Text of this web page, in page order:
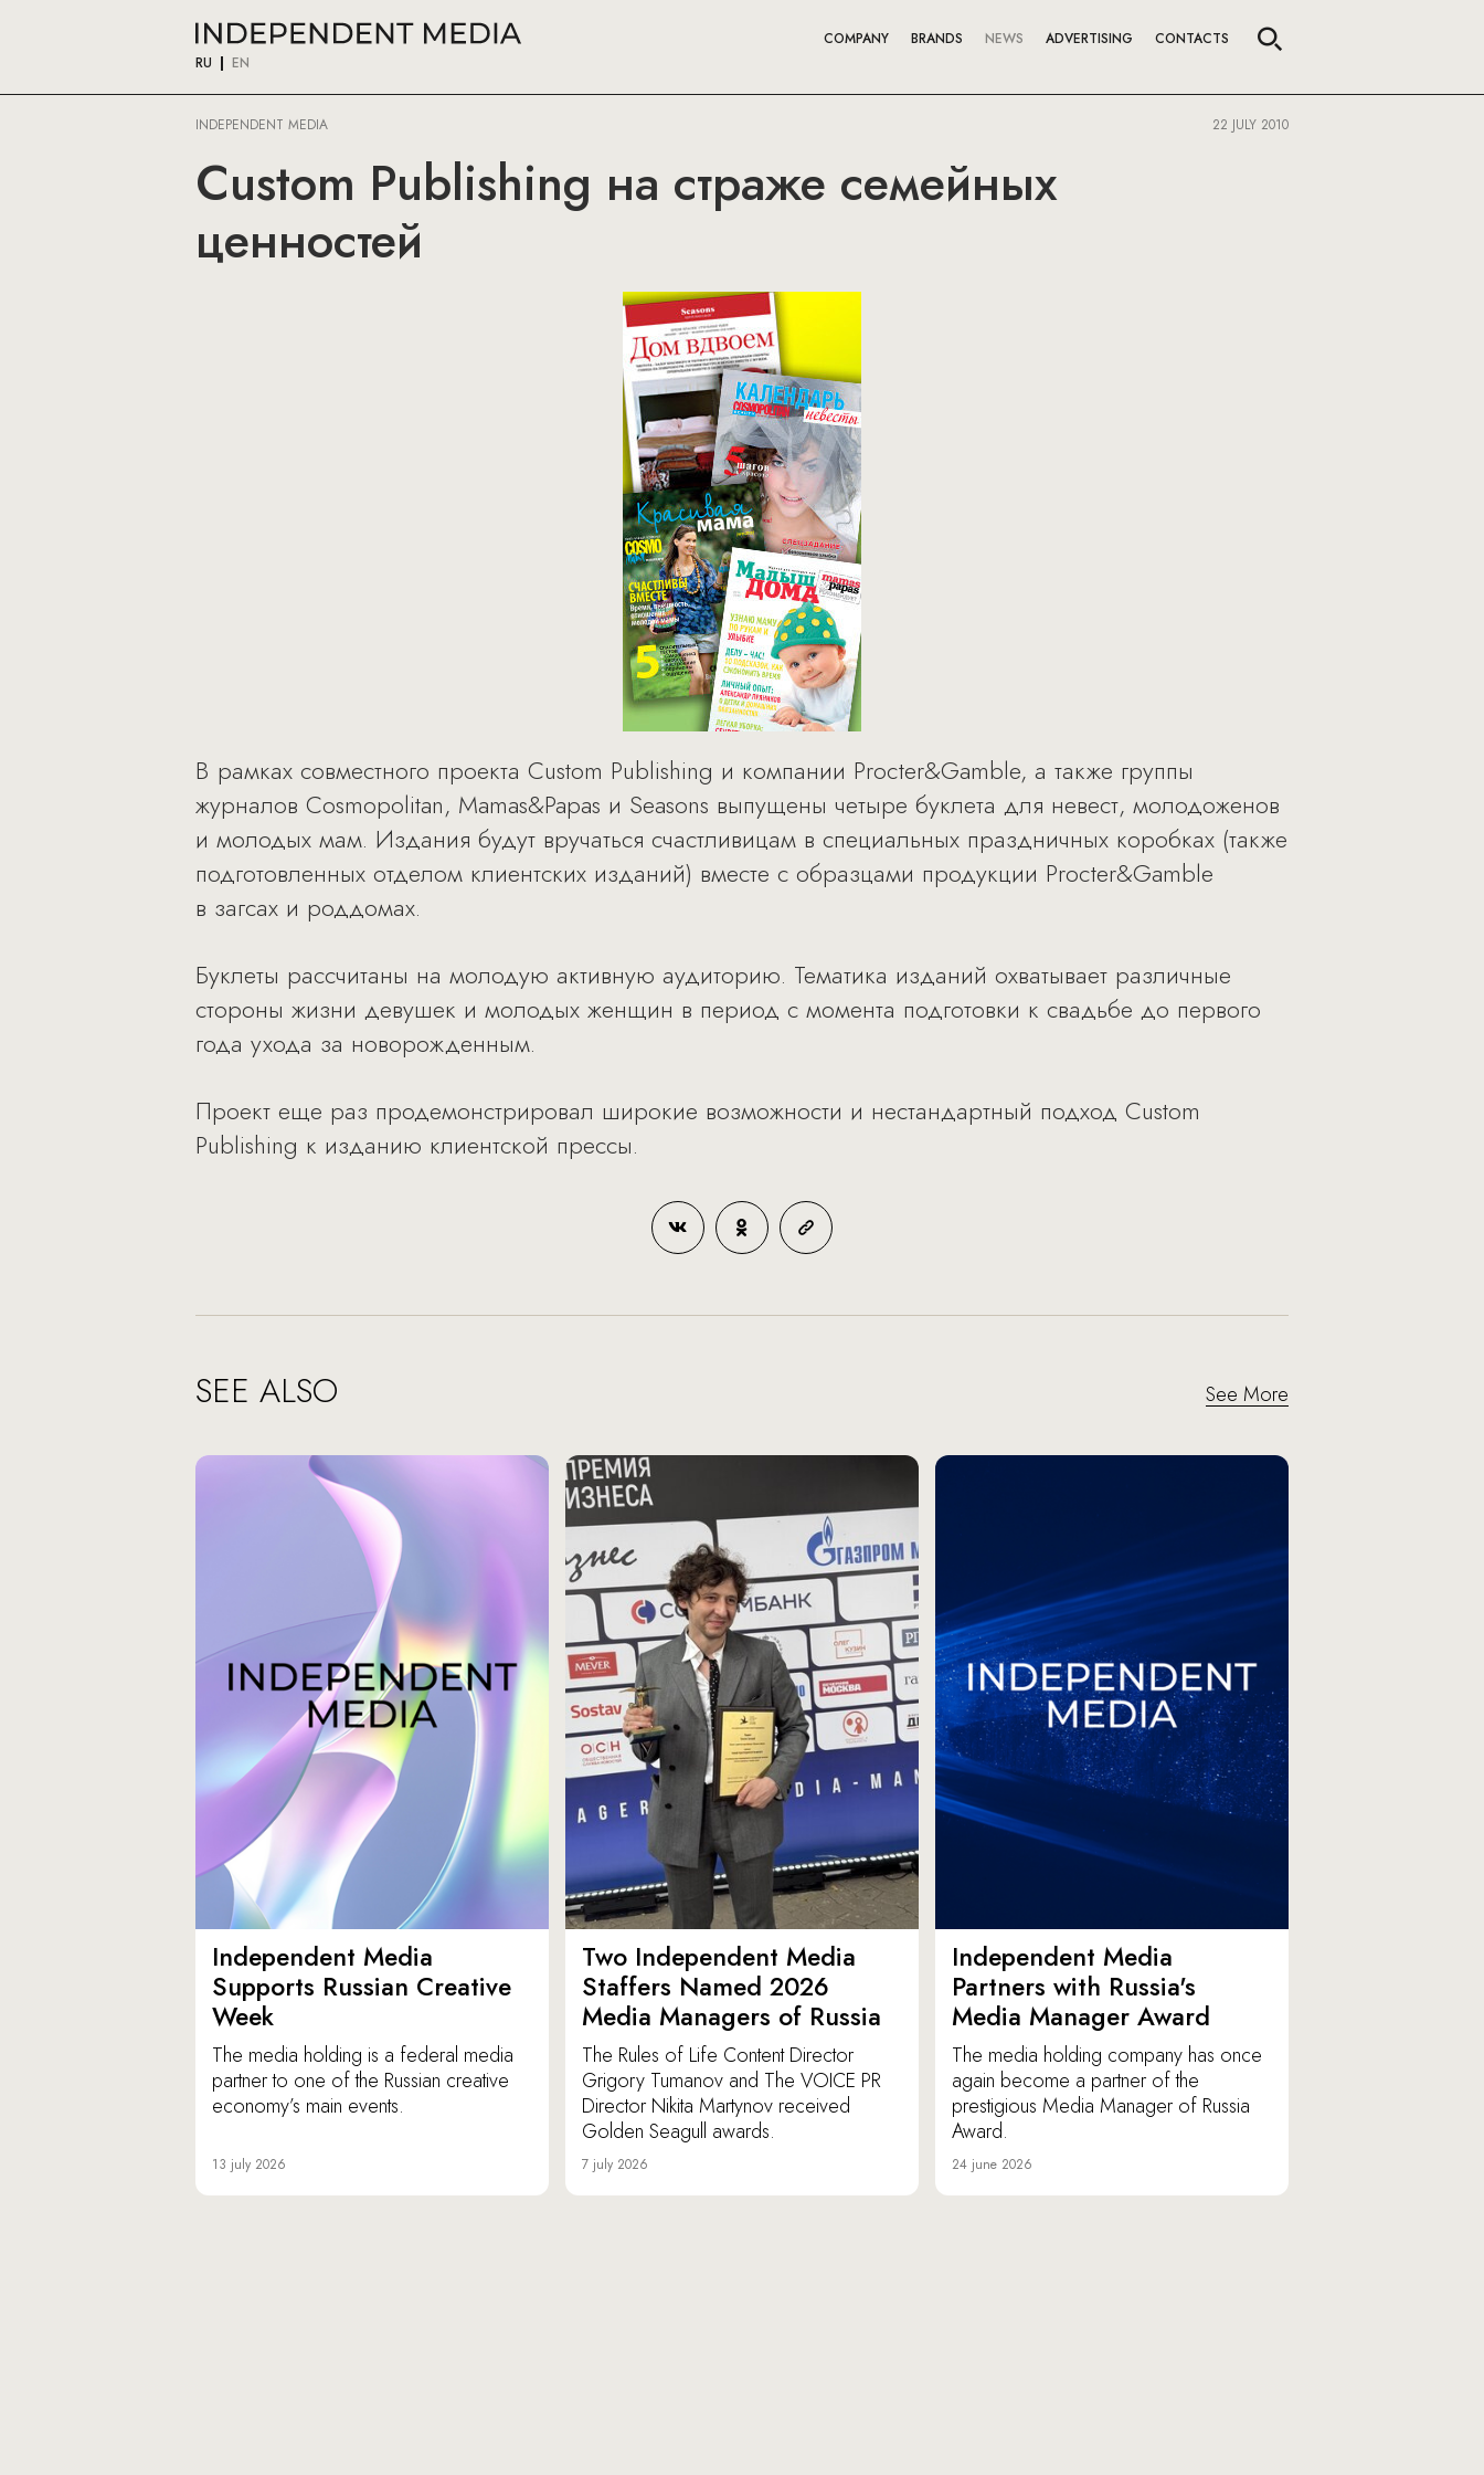
RU EN
COMPANY BRANDS NEWS ADVERTISING CONTACTS
INDEPENDENT MEDIA 22 JULY 2010
Custom Publishing на страже семейных
ценностей
В рамках совместного проекта Custom Publishing и компании Procter&Gamble, а также группы
журналов Cosmopolitan, Mamas&Papas и Seasons выпущены четыре буклета для невест, молодоженов
и молодых мам. Издания будут вручаться счастливицам в специальных праздничных коробках (также
подготовленных отделом клиентских изданий) вместе с образцами продукции Procter&Gamble
в загсах и роддомах.
Буклеты рассчитаны на молодую активную аудиторию. Тематика изданий охватывает различные
стороны жизни девушек и молодых женщин в период с момента подготовки к свадьбе до первого
года ухода за новорожденным.
Проект еще раз продемонстрировал широкие возможности и нестандартный подход Custom
Publishing к изданию клиентской прессы.
SEE ALSO See More
Independent Media
Supports Russian Creative
Week
The media holding is a federal media
partner to one of the Russian creative
economy’s main events.
13 july 2026
Two Independent Media
Staffers Named 2026
Media Managers of Russia
The Rules of Life Content Director
Grigory Tumanov and The VOICE PR
Director Nikita Martynov received
Golden Seagull awards.
7 july 2026
Independent Media
Partners with Russia's
Media Manager Award
The media holding company has once
again become a partner of the
prestigious Media Manager of Russia
Award.
24 june 2026